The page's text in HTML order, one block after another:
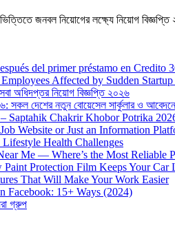
জনবল নিয়োগের লক্ষ্যে নিয়োগ
del primer préstamo en Credito
Affected by Sudden
অধিদপ্তর নিয়োগ বিজ্ঞপ্তি ২০২৬
সকল দেশের নতুন বোয়েসেল সার্কুলার ও
– Saptahik Chakrir Khobor Potrika
Website or Just an Information
Health Challenges
Me — Where’s the Most Reliable
Protection Film Keeps Your
That Will Make Your Work Easier
Facebook: 15+ Ways (2024)
গ্রুপ